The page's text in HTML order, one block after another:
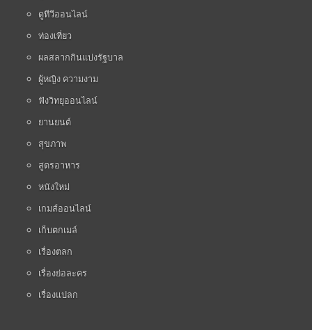
ดูทีวีออนไลน์
ท่องเที่ยว
ผลสลากกินแบ่งรัฐบาล
ผู้หญิง ความงาม
ฟังวิทยุออนไลน์
ยานยนต์
สุขภาพ
สูตรอาหาร
หนังใหม่
เกมส์ออนไลน์
เก็บตกเมล์
เรื่องตลก
เรื่องย่อละคร
เรื่องแปลก